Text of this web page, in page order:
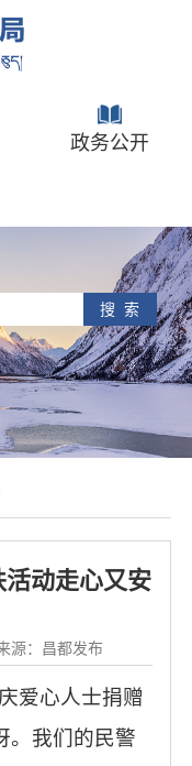
政务公开
搜 索
动走心又安
源：昌都发布
爱心人士捐赠
。我们的民警